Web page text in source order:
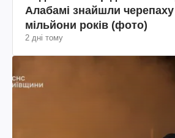
Алабамі знайшли черепаху
мільйони років (фото)
2 дні тому